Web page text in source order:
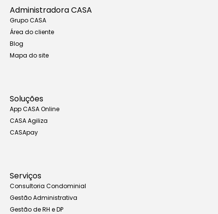
Administradora CASA
Grupo CASA
Área do cliente
Blog
Mapa do site
Soluções
App CASA Online
CASA Agiliza
CASApay
Serviços
Consultoria Condominial
Gestão Administrativa
Gestão de RH e DP